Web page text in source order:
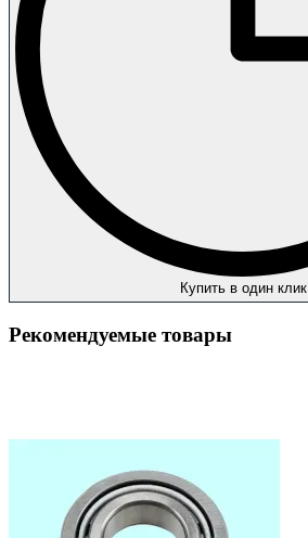
Купить в один клик
Рекомендуемые товары